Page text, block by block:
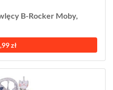
B-Rocker Moby,
zł